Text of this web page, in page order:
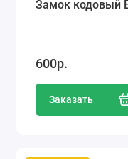
Замок кодовый
600р.
Заказать